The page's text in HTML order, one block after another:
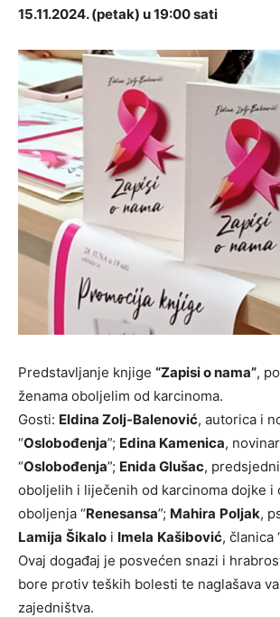
15.11.2024. (petak) u 19:00 sati
Predstavljanje knjige “Zapisi o nama”,
ženama oboljelim od karcinoma.
Gosti: Eldina Zolj-Balenović, autorica i
“Oslobođenja”; Edina Kamenica,
“Oslobođenja”; Enida Glušac,
oboljelih i liječenih od karcinoma dojke i
oboljenja “Renesansa”; Mahira Poljak,
Lamija Šikalo i Imela Kašibović, članica
Ovaj događaj je posvećen snazi i
bore protiv teških bolesti te naglašava
zajedništva.